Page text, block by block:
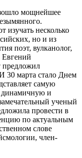
мощнейшее
изучать несколько
но и из
поэт, вулканолог,
Евгений
предложил
30 марта стало Днем
самую
динамичную и
ученый
провести в
по актуальным
слове
член-